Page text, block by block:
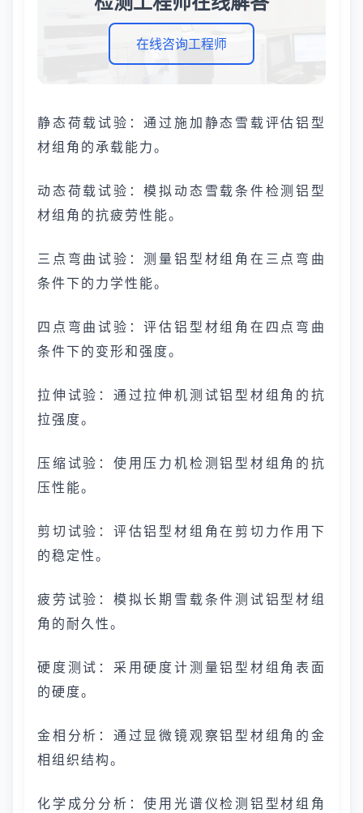
在线咨询工程师
静态荷载试验：通过施加静态雪载评估铝型
材组角的承载能力。
动态荷载试验：模拟动态雪载条件检测铝型
材组角的抗疲劳性能。
三点弯曲试验：测量铝型材组角在三点弯曲
条件下的力学性能。
四点弯曲试验：评估铝型材组角在四点弯曲
条件下的变形和强度。
拉伸试验：通过拉伸机测试铝型材组角的抗
拉强度。
压缩试验：使用压力机检测铝型材组角的抗
压性能。
剪切试验：评估铝型材组角在剪切力作用下
的稳定性。
疲劳试验：模拟长期雪载条件测试铝型材组
角的耐久性。
硬度测试：采用硬度计测量铝型材组角表面
的硬度。
金相分析：通过显微镜观察铝型材组角的金
相组织结构。
化学成分分析：使用光谱仪检测铝型材组角